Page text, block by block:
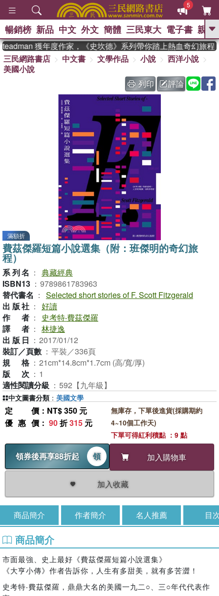
5
GO
熱搜： 東野圭吾 、 The Odyssey 、
國際布克獎 臺灣漫遊錄 、
方
台灣的李登輝時代 、 數學女
孩：黎曼猜想 、
暢銷榜 新品 中文 外文 簡體 三民東大 電子書 親子
獲年度作家，《史坎德》系列帶你踏上熱血奇幻旅程
三民網路書店
中文書 文學作品 小說
西洋小說
美國小說
列印
評論
滿額折
費茲傑羅短篇小說選集（附：班傑明的奇幻旅
程）
系列名 ： 典藏經典
ISBN13 ： 9789861783963
替代書名 ： Selected short stories of F. Scott Fitzgerald
出版社 ： 好讀
作者 ：
史考特‧費茲傑羅
譯者 ： 林捷逸
出版日 ： 2017/01/12
裝訂／頁數 ： 平裝／336頁
規格 ： 21cm*14.8cm*1.7cm (高/寬/厚)
版次 ： 1
適性閱讀分級 ： 592【九年級】
定價 ：NT$ 350 元
優惠價 ： 90折315 元
領券後再享88折起 領 加入購物車
加入收藏
無庫存，下單後進貨(採購期約
4~10個工作天)
下單可得紅利積點 ：9 點
中文圖書分類 ： 美國文學
商品簡介 作者簡介 名人推薦 目
商品簡介
市面最強、史上最好《費茲傑羅短篇小說選集》
《大亨小傳》作者告訴你，人生有多甜美，就有多苦澀！
史考特‧費茲傑羅，鼎鼎大名的美國一九二○、三○年代代表作